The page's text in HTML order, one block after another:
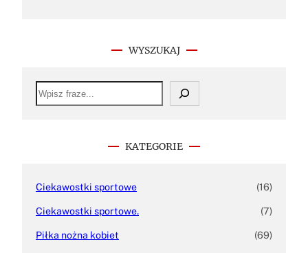
WYSZUKAJ
S
e
a
KATEGORIE
Ciekawostki sportowe (16)
Ciekawostki sportowe. (7)
Piłka nożna kobiet (69)